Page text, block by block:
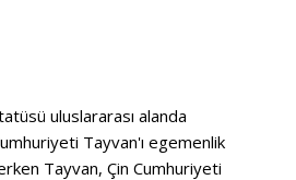
uluslararası alanda
Tayvan'ı egemenlik
Tayvan, Çin Cumhuriyeti